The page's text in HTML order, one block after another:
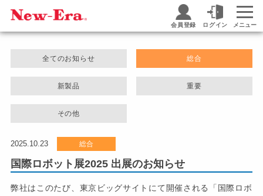
会員登録 ログイン メニュー
全てのお知らせ 総合
新製品 重要
その他
2025.10.23 総合
国際ロボット展2025 出展のお知らせ
弊社はこのたび、東京ビッグサイトにて開催される「国際ロボ